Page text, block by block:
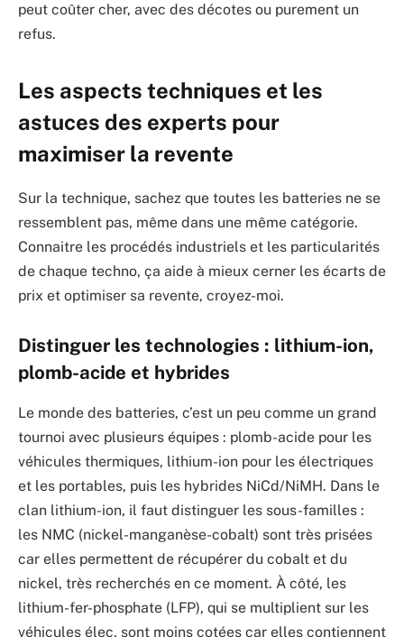
peut coûter cher, avec des décotes ou purement un
refus.
Les aspects techniques et les
astuces des experts pour
maximiser la revente
Sur la technique, sachez que toutes les batteries ne se
ressemblent pas, même dans une même catégorie.
Connaitre les procédés industriels et les particularités
de chaque techno, ça aide à mieux cerner les écarts de
prix et optimiser sa revente, croyez-moi.
Distinguer les technologies : lithium-ion,
plomb-acide et hybrides
Le monde des batteries, c’est un peu comme un grand
tournoi avec plusieurs équipes : plomb-acide pour les
véhicules thermiques, lithium-ion pour les électriques
et les portables, puis les hybrides NiCd/NiMH. Dans le
clan lithium-ion, il faut distinguer les sous-familles :
les NMC (nickel-manganèse-cobalt) sont très prisées
car elles permettent de récupérer du cobalt et du
nickel, très recherchés en ce moment. À côté, les
lithium-fer-phosphate (LFP), qui se multiplient sur les
véhicules élec, sont moins cotées car elles contiennent